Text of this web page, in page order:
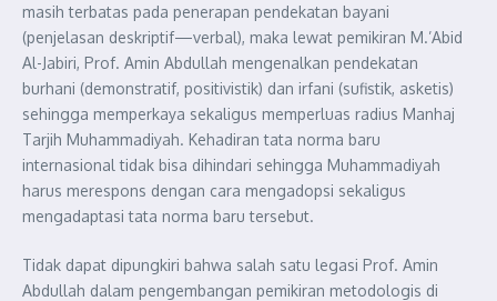
masih terbatas pada penerapan pendekatan bayani
(penjelasan deskriptif—verbal), maka lewat pemikiran M.’Abid
Al-Jabiri, Prof. Amin Abdullah mengenalkan pendekatan
burhani (demonstratif, positivistik) dan irfani (sufistik, asketis)
sehingga memperkaya sekaligus memperluas radius Manhaj
Tarjih Muhammadiyah. Kehadiran tata norma baru
internasional tidak bisa dihindari sehingga Muhammadiyah
harus merespons dengan cara mengadopsi sekaligus
mengadaptasi tata norma baru tersebut.
Tidak dapat dipungkiri bahwa salah satu legasi Prof. Amin
Abdullah dalam pengembangan pemikiran metodologis di